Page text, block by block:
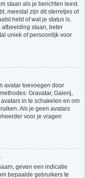
staan als je berichten leest.
meestal zijn dit sterretjes of
hebt of wat je status is.
afbeelding staan, beter
uniek of persoonlijk voor
avatar toevoegen door
Gravatar, Galerij,
in te schakelen en om
Als je geen avatars
voor je vragen
geven een indicatie
bepaalde gebruikers te